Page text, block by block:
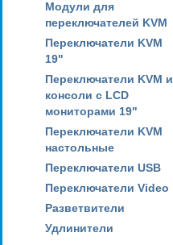
Модули для
переключателей KVM
Переключатели KVM
19"
Переключатели KVM и
консоли с LCD
мониторами 19"
Переключатели KVM
настольные
Переключатели USB
Переключатели Video
Разветвители
Удлинители